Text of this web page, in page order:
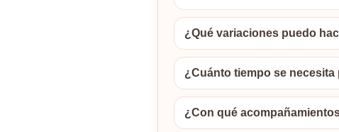
¿Qué variaciones puedo
¿Cuánto tiempo se
¿Con qué